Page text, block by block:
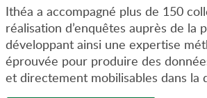
Ithéa a accompagné plus de 150
réalisation d’enquêtes auprès de la
développant ainsi une expertise
éprouvée pour produire des
et directement mobilisables dans la